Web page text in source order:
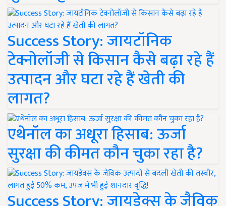
Success Story: जायटॉनिक
टेक्नोलॉजी से किसान कैसे बढ़ा रहे हैं
उत्पादन और घटा रहे हैं खेती की
लागत?
एथेनॉल का अधूरा हिसाब: ऊर्जा
सुरक्षा की कीमत कौन चुका रहा है?